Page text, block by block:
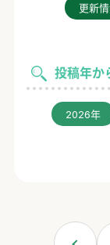
更新
投稿年か
2026年